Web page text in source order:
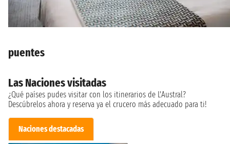
puentes
Las Naciones visitadas
¿Qué países pudes visitar con los itinerarios de L'Austral?
Descúbrelos ahora y reserva ya el crucero más adecuado para ti!
Naciones destacadas